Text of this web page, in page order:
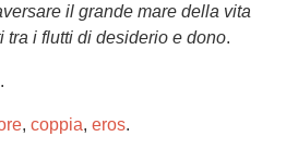
il grande mare della vita
tra i flutti di desiderio e dono.
.
, coppia, eros.